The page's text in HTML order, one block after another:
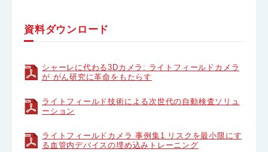
資料ダウンロード
シャーレに代わる3Dカメラ: ライトフィールドカメラ
が がん研究に革命をもたらす
ライトフィールド技術による次世代の自動検査ソリュ
ーション
ライトフィールドカメラ 事例集1 リスクを最小限にす
る血管内デバイスの埋め込みトレーニング